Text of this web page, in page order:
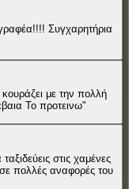
Συγχαρητήρια
κουράζει με την πολλή
γλαφυρότατακατα τη δική μου γνώμη βέβαια Το προτεινω"
στις χαμένες
πολλές αναφορές του